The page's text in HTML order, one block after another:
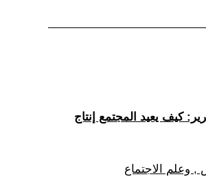
كيف يعيد المجتمع إنتاج
, وعلم الاجتماع